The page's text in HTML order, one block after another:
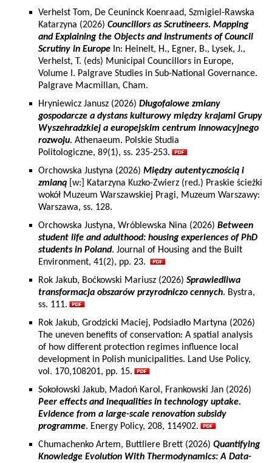
Verhelst Tom, De Ceuninck Koenraad, Szmigiel-Rawska
Katarzyna (2026) Councillors as Scrutineers. Mapping
and Explaining the Objects and Instruments of Council
Scrutiny in Europe In: Heinelt, H., Egner, B., Lysek, J.,
Verhelst, T. (eds) Municipal Councillors in Europe,
Volume I. Palgrave Studies in Sub-National Governance.
Palgrave Macmillan, Cham.
Hryniewicz Janusz (2026) Długofalowe zmiany
gospodarcze a dystans kulturowy między krajami Grupy
Wyszehradzkiej a europejskim centrum innowacyjnego
rozwoju. Athenaeum. Polskie Studia
Politologiczne, 89(1), ss. 235-253.
Orchowska Justyna (2026) Między autentycznością i
zmianą [w:] Katarzyna Kuzko-Zwierz (red.) Praskie ścieżki
wokół Muzeum Warszawskiej Pragi, Muzeum Warszawy:
Warszawa, ss. 128.
Orchowska Justyna, Wróblewska Nina (2026) Between
student life and adulthood: housing experiences of PhD
students in Poland. Journal of Housing and the Built
Environment, 41(2), pp. 23.
Rok Jakub, Boćkowski Mariusz (2026) Sprawiedliwa
transformacja obszarów przyrodniczo cennych. Bystra,
ss. 111.
Rok Jakub, Grodzicki Maciej, Podsiadło Martyna (2026)
The uneven benefits of conservation: A spatial analysis
of how different protection regimes influence local
development in Polish municipalities. Land Use Policy,
vol. 170,108201, pp. 15.
Sokołowski Jakub, Madoń Karol, Frankowski Jan (2026)
Peer effects and inequalities in technology uptake.
Evidence from a large-scale renovation subsidy
programme. Energy Policy, 208, 114902.
Chumachenko Artem, Buttliere Brett (2026) Quantifying
Knowledge Evolution With Thermodynamics: A Data-